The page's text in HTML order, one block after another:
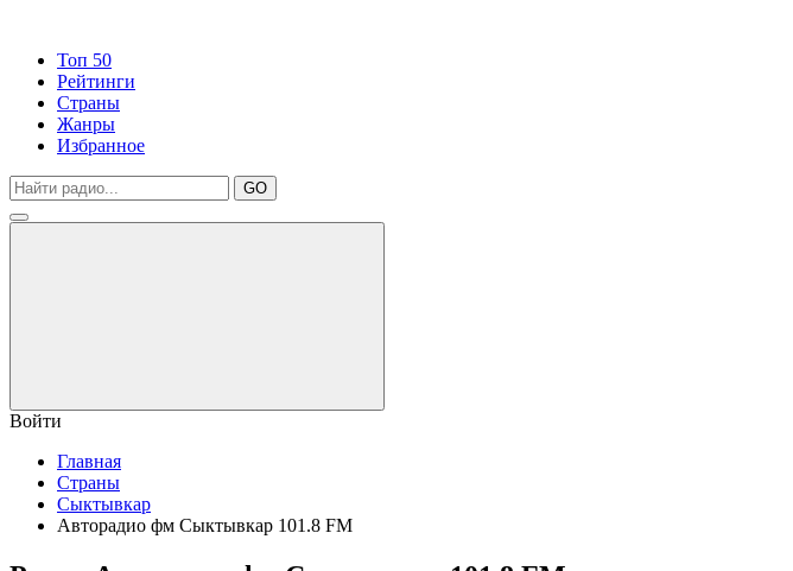
Топ 50
Рейтинги
Страны
Жанры
Избранное
GO
Войти
Главная
Страны
Сыктывкар
Авторадио фм Сыктывкар 101.8 FM